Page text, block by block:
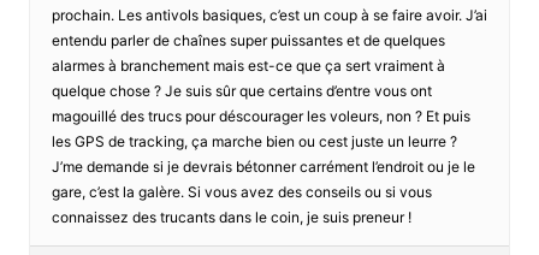
prochain. Les antivols basiques, c’est un coup à se faire avoir. J’ai
entendu parler de chaînes super puissantes et de quelques
alarmes à branchement mais est-ce que ça sert vraiment à
quelque chose ? Je suis sûr que certains d’entre vous ont
magouillé des trucs pour déscourager les voleurs, non ? Et puis
les GPS de tracking, ça marche bien ou cest juste un leurre ?
J’me demande si je devrais bétonner carrément l’endroit ou je le
gare, c’est la galère. Si vous avez des conseils ou si vous
connaissez des trucants dans le coin, je suis preneur !